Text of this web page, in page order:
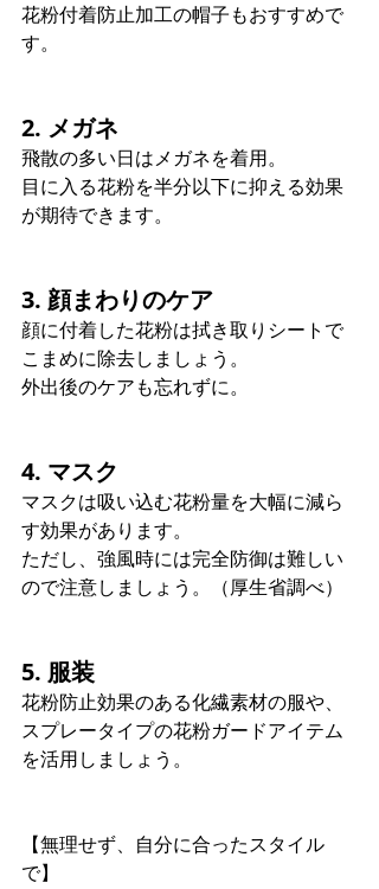
花粉付着防止加工の帽子もおすすめで
す。
2. メガネ
飛散の多い日はメガネを着用。
目に入る花粉を半分以下に抑える効果
が期待できます。
3. 顔まわりのケア
顔に付着した花粉は拭き取りシートで
こまめに除去しましょう。
外出後のケアも忘れずに。
4. マスク
マスクは吸い込む花粉量を大幅に減ら
す効果があります。
ただし、強風時には完全防御は難しい
ので注意しましょう。（厚生省調べ）
5. 服装
花粉防止効果のある化繊素材の服や、
スプレータイプの花粉ガードアイテム
を活用しましょう。
【無理せず、自分に合ったスタイル
で】